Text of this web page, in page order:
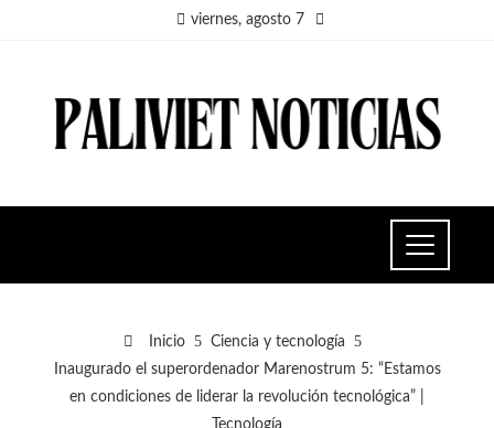
viernes, agosto 7
Inicio
Ciencia y tecnología
Inaugurado el superordenador Marenostrum 5: “Estamos
en condiciones de liderar la revolución tecnológica” |
Tecnología